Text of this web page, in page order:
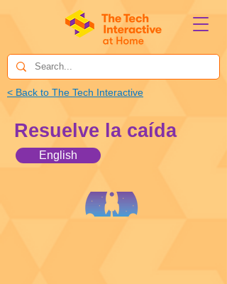
< Back to The Tech Interactive
Resuelve la caída
English